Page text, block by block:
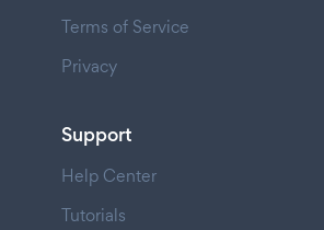
Terms of Service
Privacy
Support
Help Center
Tutorials